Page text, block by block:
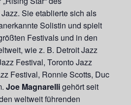
Sie etablierte sich als
Solistin und spielt
Festivals und in den
wie z. B. Detroit Jazz
Festival, Toronto Jazz
Festival, Ronnie Scotts, Duc
Joe Magnarelligehört seit
weltweit führenden